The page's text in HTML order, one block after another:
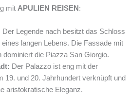
mit APULIEN REISEN :
Der Legende nach besitzt das Schloss
langen Lebens. Die Fassade mit
dominiert die Piazza San Giorgio.
Der Palazzo ist eng mit der
19. und 20. Jahrhundert verknüpft und
aristokratische Eleganz.